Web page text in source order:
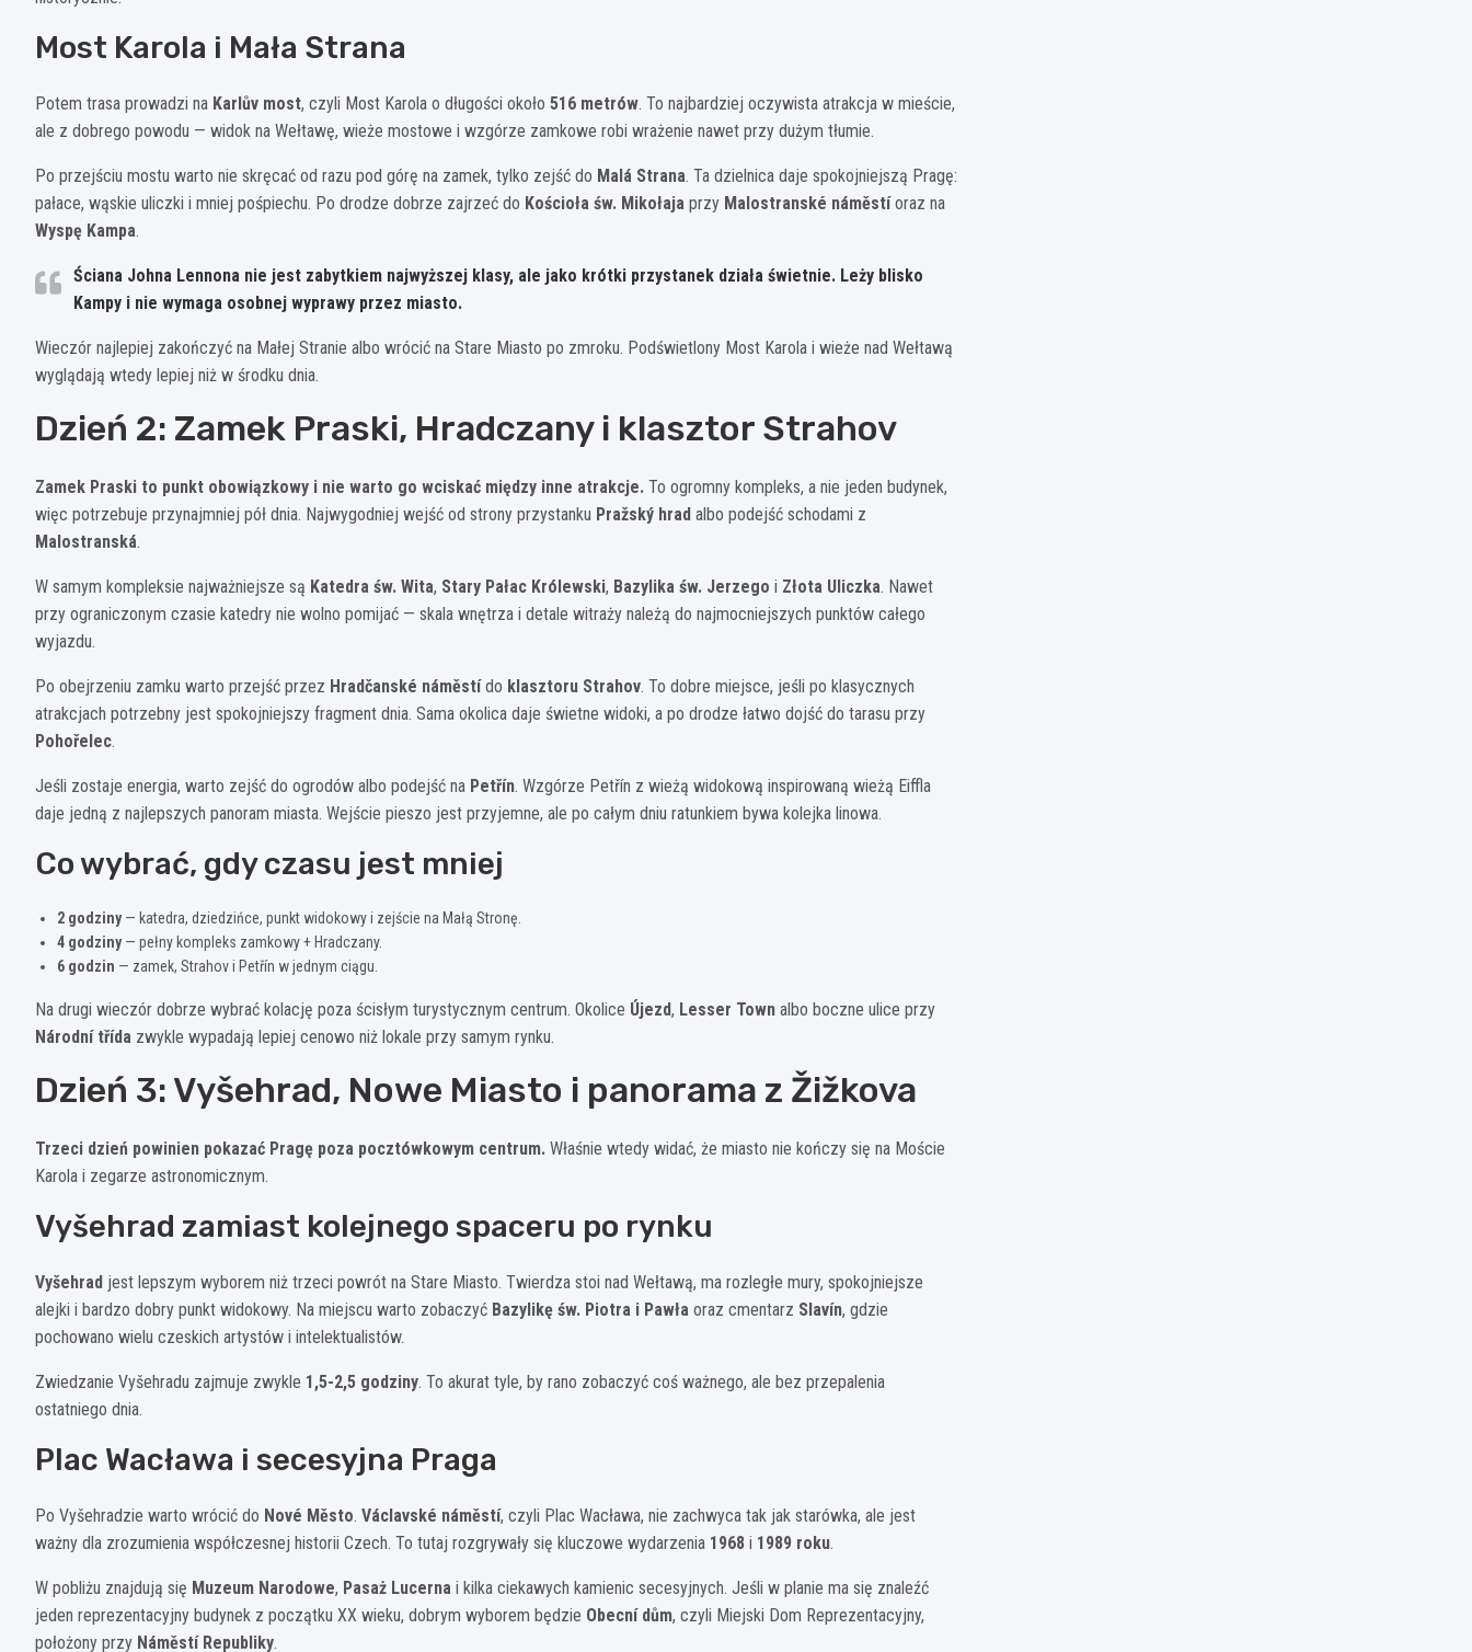
Most Karola i Mała Strana
Potem trasa prowadzi na Karlův most, czyli Most Karola o długości około 516 metrów. To najbardziej oczywista atrakcja w mieście,
ale z dobrego powodu — widok na Wełtawę, wieże mostowe i wzgórze zamkowe robi wrażenie nawet przy dużym tłumie.
Po przejściu mostu warto nie skręcać od razu pod górę na zamek, tylko zejść do Malá Strana. Ta dzielnica daje spokojniejszą Pragę:
pałace, wąskie uliczki i mniej pośpiechu. Po drodze dobrze zajrzeć do Kościoła św. Mikołaja przy Malostranské náměstíoraz na
Wyspę Kampa.
Ściana Johna Lennona nie jest zabytkiem najwyższej klasy, ale jako krótki przystanek działa świetnie. Leży blisko
Kampy i nie wymaga osobnej wyprawy przez miasto.
Wieczór najlepiej zakończyć na Małej Stranie albo wrócić na Stare Miasto po zmroku. Podświetlony Most Karola i wieże nad Wełtawą
wyglądają wtedy lepiej niż w środku dnia.
Dzień 2: Zamek Praski, Hradczany i klasztor Strahov
Zamek Praski to punkt obowiązkowy i nie warto go wciskać między inne atrakcje. To ogromny kompleks, a nie jeden budynek,
więc potrzebuje przynajmniej pół dnia. Najwygodniej wejść od strony przystanku Pražský hrad albo podejść schodami z
Malostranská.
W samym kompleksie najważniejsze są Katedra św. Wita, Stary Pałac Królewski, Bazylika św. Jerzego i Złota Uliczka. Nawet
przy ograniczonym czasie katedry nie wolno pomijać — skala wnętrza i detale witraży należą do najmocniejszych punktów całego
wyjazdu.
Po obejrzeniu zamku warto przejść przez Hradčanské náměstído klasztoru Strahov. To dobre miejsce, jeśli po klasycznych
atrakcjach potrzebny jest spokojniejszy fragment dnia. Sama okolica daje świetne widoki, a po drodze łatwo dojść do tarasu przy
Pohořelec.
Jeśli zostaje energia, warto zejść do ogrodów albo podejść na Petřín. Wzgórze Petřín z wieżą widokową inspirowaną wieżą Eiffla
daje jedną z najlepszych panoram miasta. Wejście pieszo jest przyjemne, ale po całym dniu ratunkiem bywa kolejka linowa.
Co wybrać, gdy czasu jest mniej
2 godziny— katedra, dziedzińce, punkt widokowy i zejście na Małą Stronę.
4 godziny— pełny kompleks zamkowy + Hradczany.
6 godzin — zamek, Strahov i Petřín w jednym ciągu.
Na drugi wieczór dobrze wybrać kolację poza ścisłym turystycznym centrum. Okolice Újezd, Lesser Town albo boczne ulice przy
Národní třída zwykle wypadają lepiej cenowo niż lokale przy samym rynku.
Dzień 3: Vyšehrad, Nowe Miasto i panorama z Žižkova
Trzeci dzień powinien pokazać Pragę poza pocztówkowym centrum. Właśnie wtedy widać, że miasto nie kończy się na Moście
Karola i zegarze astronomicznym.
Vyšehrad zamiast kolejnego spaceru po rynku
Vyšehrad jest lepszym wyborem niż trzeci powrót na Stare Miasto. Twierdza stoi nad Wełtawą, ma rozległe mury, spokojniejsze
alejki i bardzo dobry punkt widokowy. Na miejscu warto zobaczyć Bazylikę św. Piotra i Pawła oraz cmentarz Slavín, gdzie
pochowano wielu czeskich artystów i intelektualistów.
Zwiedzanie Vyšehradu zajmuje zwykle 1,5-2,5 godziny. To akurat tyle, by rano zobaczyć coś ważnego, ale bez przepalenia
ostatniego dnia.
Plac Wacława i secesyjna Praga
Po Vyšehradzie warto wrócić do Nové Město. Václavské náměstí, czyli Plac Wacława, nie zachwyca tak jak starówka, ale jest
ważny dla zrozumienia współczesnej historii Czech. To tutaj rozgrywały się kluczowe wydarzenia 1968 i 1989 roku.
W pobliżu znajdują się Muzeum Narodowe, Pasaż Lucerna i kilka ciekawych kamienic secesyjnych. Jeśli w planie ma się znaleźć
jeden reprezentacyjny budynek z początku XX wieku, dobrym wyborem będzie Obecní dům, czyli Miejski Dom Reprezentacyjny,
położony przy Náměstí Republiky.